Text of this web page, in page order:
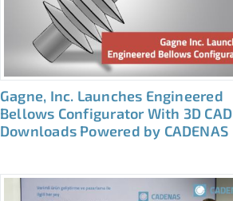
Gagne, Inc. Launches Engineered
Bellows Configurator With 3D CAD
Downloads Powered by CADENAS